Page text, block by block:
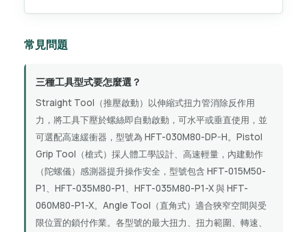
常見問題
三種工具型式要怎麼選？
Straight Tool（推壓啟動）以伸縮式扭力管消除反作用
力，將工具下壓於螺絲即自動啟動，可水平或垂直使用，並
可選配高速緩衝器，型號為 HFT-030M80-DP-H。Pistol
Grip Tool（槍式）採人體工學設計、高速輕量，內建動作
（陀螺儀）感測器提升操作安全，型號包含 HFT-015M50-
P1、HFT-035M80-P1、HFT-035M80-P1-X 與 HFT-
060M80-P1-X。Angle Tool（直角式）適合狹窄空間與受
限位置的鎖付作業。各型號的最大扭力、扭力範圍、轉速、